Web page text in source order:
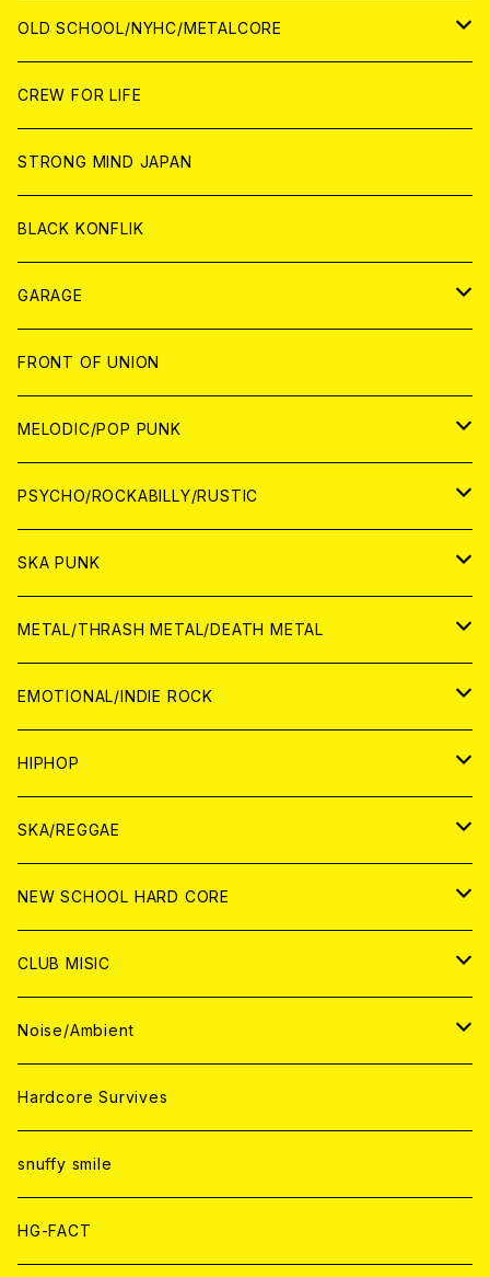
ANALOG
ANALOG
CD
ANALOG
CD
ANALOG
WORLD
CD
ANALOG
JAPAN
CD
ANALOG
WORLD
CD
ANALOG
OLD SCHOOL/NYHC/METALCORE
JAPAN
CD
ANALOG
WORLD
CD
ANALOG
CREW FOR LIFE
STRONG MIND JAPAN
BLACK KONFLIK
GARAGE
JAPAN
アナログ
CD
WORLD
アナログ
CD
FRONT OF UNION
MELODIC/POP PUNK
JAPAN
CD
ANALOG
WORLD
CD
ANALOG
PSYCHO/ROCKABILLY/RUSTIC
JAPAN
CD
ANALOG
WORLD
CD
ANALOG
SKA PUNK
JAPAN
CD
ANALOG
WORLD
CD
ANALOG
METAL/THRASH METAL/DEATH METAL
JAPAN
CD
ANALOG
WORLD
ANALOG
CD
EMOTIONAL/INDIE ROCK
JAPAN
CD
ANALOG
WORLD
CD
ANALOG
HIPHOP
JAPAN
CD
ANALOG
WORLD
CD
ANALOG
SKA/REGGAE
JAPAN
CD
ANALOG
WORLD
CD
ANALOG
NEW SCHOOL HARD CORE
JAPAN
CD
ANALOG
WORLD
CD
ANALOG
CLUB MISIC
JAPAN
CD
ANALOG
WORLD
CD
ANALOG
Noise/Ambient
JAPAN
CD
ANALOG
WORLD
CD
Hardcore Survives
snuffy smile
HG-FACT